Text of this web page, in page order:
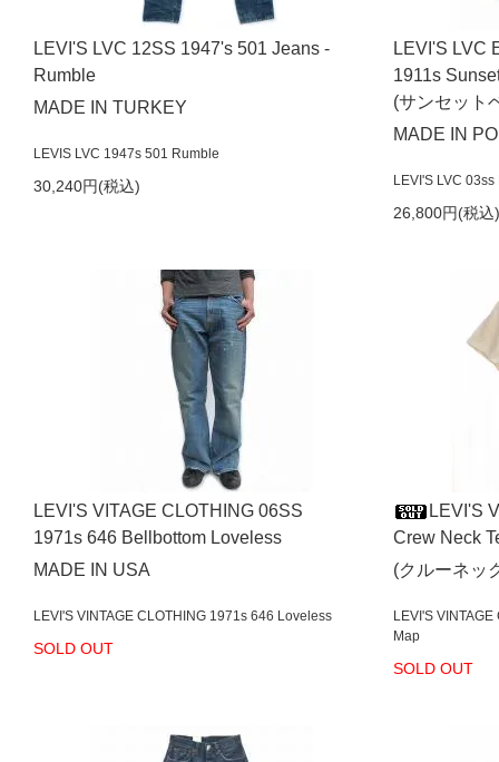
LEVI'S LVC 12SS 1947's 501 Jeans -
Rumble
MADE IN TURKEY
LEVIS LVC 1947s 501 Rumble
30,240円(税込)
LEVI'S LVC
1911s
(サンセット
MADE IN
LEVI'S LVC
26,800円(税込)
LEVI'S VITAGE CLOTHING 06SS
1971s 646 Bellbottom Loveless
MADE IN USA
LEVI'S VINTAGE CLOTHING 1971s 646 Loveless
SOLD OUT
LEVI'S
Crew Neck
(クルーネッ
LEVI'S
Map
SOLD OUT